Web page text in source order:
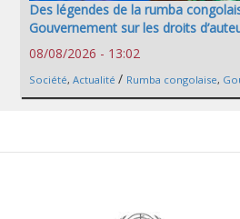
Des légendes de la rumba
Gouvernement sur les droits
08/08/2026 - 13:02
Société, Actualité / Rumba congolaise,